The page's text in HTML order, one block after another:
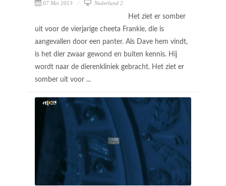
07 Mei 2013 Nederland 2
Het ziet er somber
uit voor de vierjarige cheeta Frankie, die is
aangevallen door een panter. Als Dave hem vindt,
is het dier zwaar gewond en buiten kennis. Hij
wordt naar de dierenkliniek gebracht. Het ziet er
somber uit voor ...